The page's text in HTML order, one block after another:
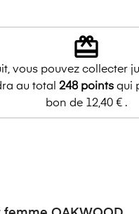
redeem
vous pouvez collecter
au total 248pointsqui
bon de 12,40 €.